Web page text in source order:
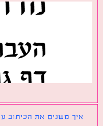
משנים את הכיתוב על